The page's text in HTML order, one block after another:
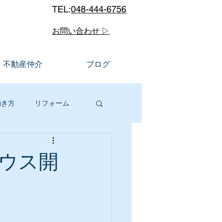
TEL:048-444-6756
お問い合わせ ▷
不動産仲介 ブログ
方 リフォーム
川口市
ス開